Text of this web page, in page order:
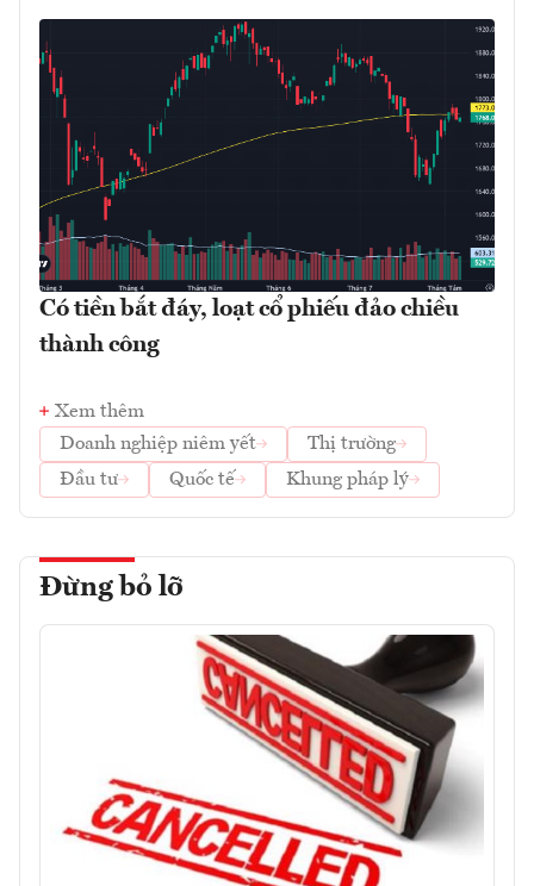
Có tiền bắt đáy, loạt cổ phiếu đảo chiều
thành công
Xem thêm
Doanh nghiệp niêm yết
Thị trường
Đầu tư
Quốc tế Khung pháp lý
Đừng bỏ lỡ